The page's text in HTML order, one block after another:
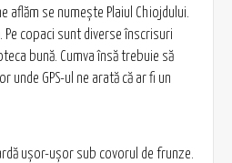
aflăm se numeşte Plaiul Chiojdului.
Pe copaci sunt diverse înscrisuri
bună. Cumva însă trebuie să
unde GPS-ul ne arată că ar fi un
ușor-ușor sub covorul de frunze.